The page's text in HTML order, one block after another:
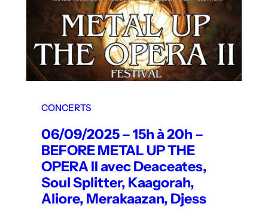
CONCERTS
06/09/2025 – 15h à 20h –
BEFORE METAL UP THE
OPERA II avec Deaceates,
Soul Splitter, Kaagorah,
Aliore, Merakaazan, Djess